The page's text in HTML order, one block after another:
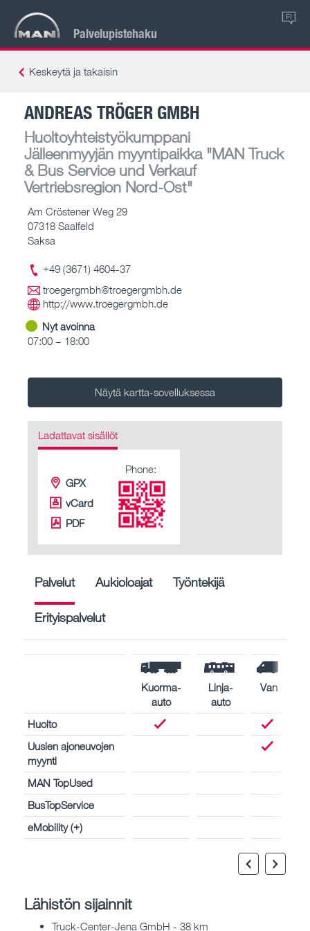
Palvelupistehaku
FI
Keskeytä ja takaisin
ANDREAS TRÖGER GMBH
Huoltoyhteistyökumppani
Jälleenmyyjän myyntipaikka"MAN Truck
& Bus Service und Verkauf
Vertriebsregion Nord-Ost"
Am Cröstener Weg 29
07318 Saalfeld
Saksa
+49 (3671) 4604-37
troegergmbh@troegergmbh.de
http://www.troegergmbh.de
Nyt avoinna
07:00 – 18:00
Näytä kartta-sovelluksessa
Ladattavat sisällöt
GPX
vCard
PDF
Phone:
Palvelut Aukioloajat Työntekijä
Erityispalvelut
Kuorma-
auto
Linja-
auto
Van
Huolto
Uusien ajoneuvojen
myynti
MAN TopUsed
BusTopService
eMobility (+)
Lähistön sijainnit
Truck-Center-Jena GmbH - 38 km